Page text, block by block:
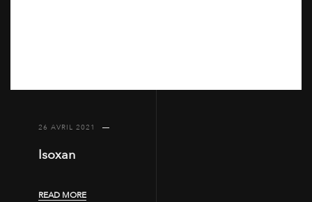
26 AVRIL 2021
Isoxan
READ MORE